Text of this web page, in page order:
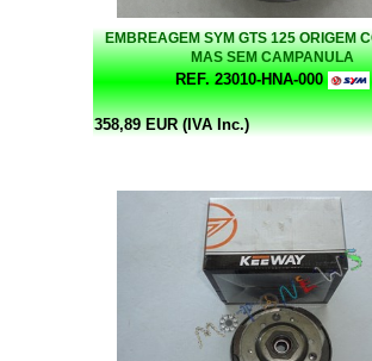
EMBREAGEM SYM GTS 125 ORIGEM
MAS SEM CAMPANULA
REF. 23010-HNA-000
358,89 EUR (IVA Inc.)